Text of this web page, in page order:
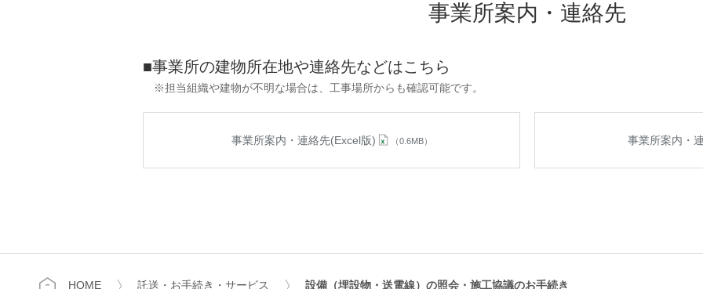
事業所案内・連絡先
■事業所の建物所在地や連絡先などはこちら
※担当組織や建物が不明な場合は、工事場所からも確認可能です。
事業所案内・連絡先(Excel版) （0.6MB） 事業所案内・
HOME 託送・お手続き・サービス 設備（埋設物・送電線）の照会・施工協議のお手続き